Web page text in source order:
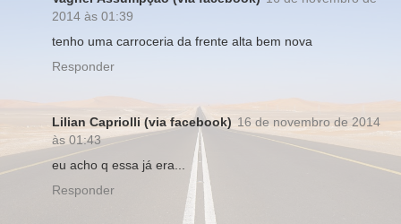
2014 às 01:39
tenho uma carroceria da frente alta bem nova
Responder
Lilian Capriolli (via facebook) 16 de novembro de 2014
às 01:43
eu acho q essa já era...
Responder